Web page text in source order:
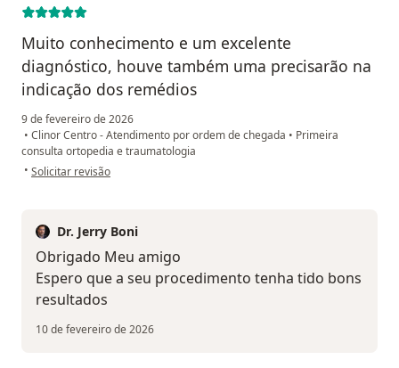
Muito conhecimento e um excelente
diagnóstico, houve também uma precisarão na
indicação dos remédios
9 de fevereiro de 2026
• Clinor Centro - Atendimento por ordem de chegada • Primeira
consulta ortopedia e traumatologia
• na opinião do utilizador Flaviano Cavalcante da Silva
Solicitar revisão
Dr. Jerry Boni
Obrigado Meu amigo
Espero que a seu procedimento tenha tido bons
resultados
10 de fevereiro de 2026